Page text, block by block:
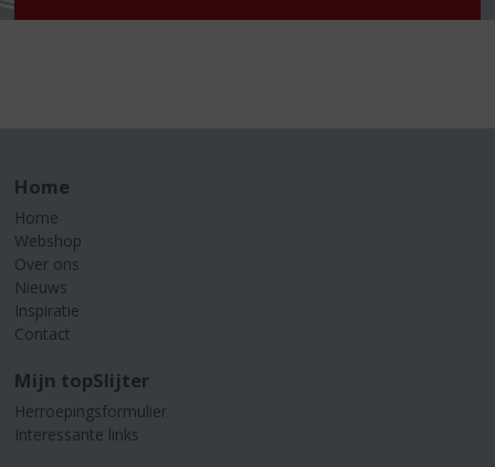
Home
Home
Webshop
Over ons
Nieuws
Inspiratie
Contact
Mijn topSlijter
Herroepingsformulier
Interessante links